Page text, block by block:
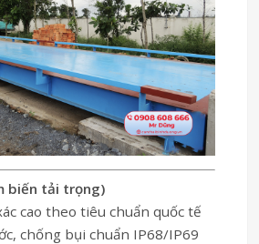
biến tải trọng)
cao theo tiêu chuẩn quốc tế
chống bụi chuẩn IP68/IP69